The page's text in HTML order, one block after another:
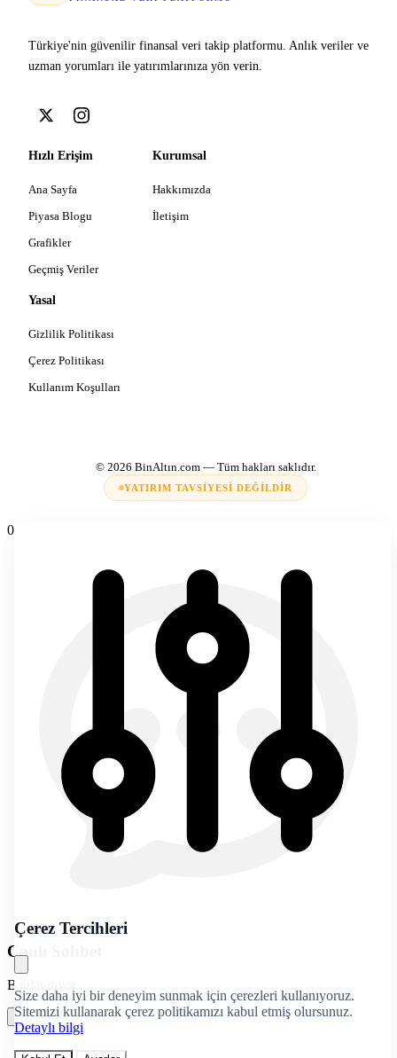
Türkiye'nin güvenilir finansal veri takip platformu. Anlık veriler ve
uzman yorumları ile yatırımlarınıza yön verin.
Hızlı Erişim
Ana Sayfa
Piyasa Blogu
Grafikler
Geçmiş Veriler
Kurumsal
Hakkımızda
İletişim
Yasal
Gizlilik Politikası
Çerez Politikası
Kullanım Koşulları
© 2026 BinAltın.com— Tüm hakları saklıdır.
YATIRIM TAVSIYESI DEĞILDIR
Çerez Tercihleri
Size daha iyi bir deneyim sunmak için çerezleri kullanıyoruz.
Sitemizi kullanarak çerez politikamızı kabul etmiş olursunuz.
Detaylı bilgi
0
Canlı Sohbet
Bağlanılıyor...